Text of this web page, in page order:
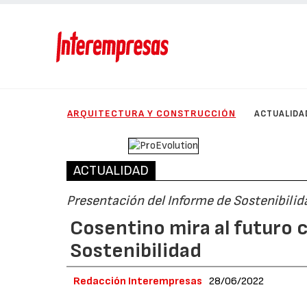
ARQUITECTURA Y CONSTRUCCIÓN
ACTUALIDAD
Presentación del Informe de
Cosentino mira al futuro
Sostenibilidad
Redacción Interempresas 28/06/2022